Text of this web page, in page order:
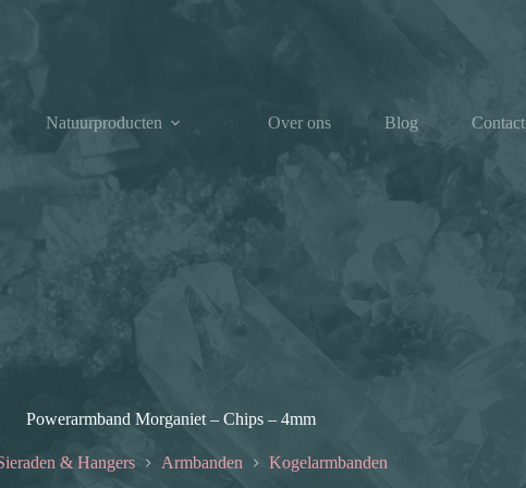
Natuurproducten Over ons Blog Contact
Powerarmband Morganiet – Chips – 4mm
& Hangers Armbanden Kogelarmbanden